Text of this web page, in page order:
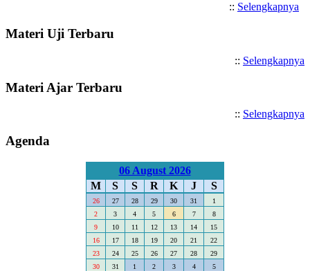
:: Selengkapnya
Materi Uji Terbaru
:: Selengkapnya
Materi Ajar Terbaru
:: Selengkapnya
Agenda
06 August 2026
M
S S R K J S
26 27 28 29 30 31
1
2
3 4 5 6 7
8
9
10 11 12 13 14
15
16
17 18 19 20 21
22
23
24 25 26 27 28
29
30
31 1 2 3 4 5